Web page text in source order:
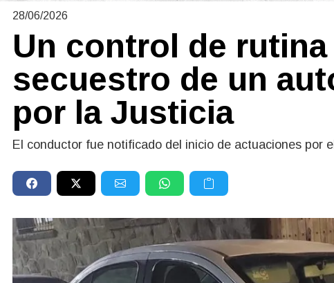
28/06/2026
Un control de
secuestro de un
por la Justicia
El conductor fue notificado del inicio de actuaciones por